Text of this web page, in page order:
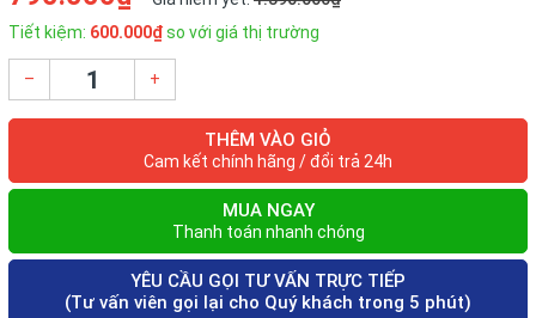
Tiết kiệm: 600.000₫so với giá thị trường
– +
THÊM VÀO GIỎ
Cam kết chính hãng / đổi trả 24h
MUA NGAY
Thanh toán nhanh chóng
YÊU CẦU GỌI TƯ VẤN TRỰC TIẾP
(Tư vấn viên gọi lại cho Quý khách trong 5 phút)